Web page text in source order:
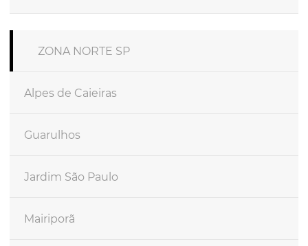
ZONA NORTE SP
Alpes de Caieiras
Guarulhos
Jardim São Paulo
Mairiporã